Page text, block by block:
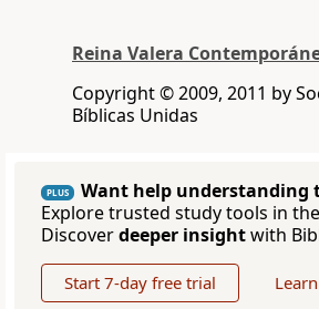
Reina Valera
Copyright © 2009, 2011 by
Bíblicas Unidas
PLUS
Want help understanding
Explore trusted study tools in the
Discoverdeeper insightwith
Start 7-day free trial